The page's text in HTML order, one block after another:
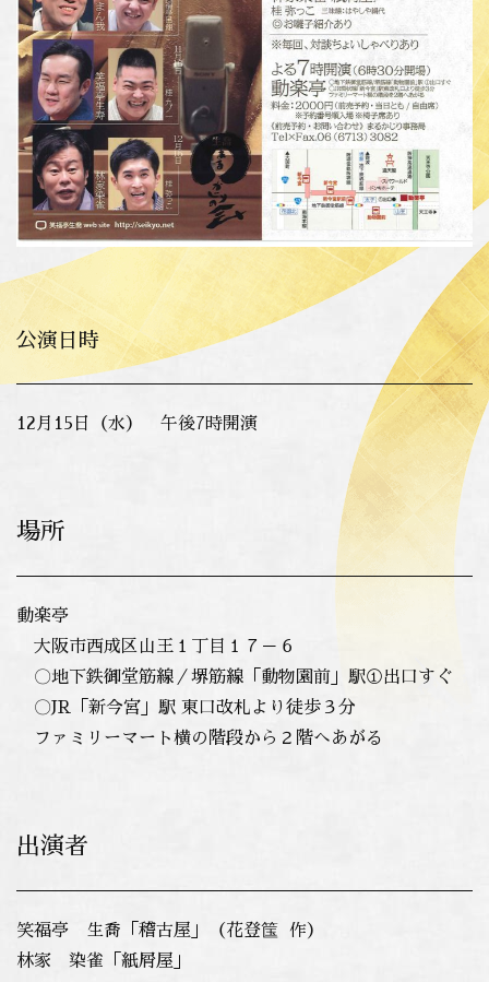
公演日時
12月15日（水） 午後7時開演
場所
動楽亭
大阪市西成区山王１丁目１７－６
〇地下鉄御堂筋線／堺筋線「動物園前」駅①出口すぐ
〇JR「新今宮」駅 東口改札より徒歩３分
ファミリーマート横の階段から２階へあがる
出演者
笑福亭 生喬「稽古屋」（花登筺 作）
林家 染雀「紙屑屋」